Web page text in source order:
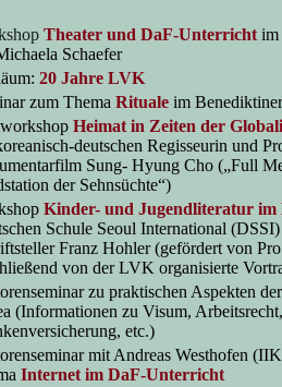
Theater und DaF-Unterricht im
Schaefer
20 Jahre LVK
zum Thema Rituale im
Heimat in Zeiten der
deutschen Regisseurin und
Sung- Hyung Cho („Full
der Sehnsüchte“)
Kinder- und Jugendliteratur
Schule Seoul International
Franz Hohler (gefördert von
von der LVK organisierte
zu praktischen Aspekten
(Informationen zu Visum,
etc.)
mit Andreas Westhofen
Internet im DaF-Unterricht